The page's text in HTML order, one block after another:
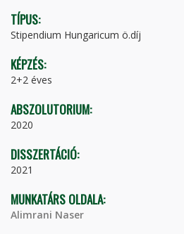
TÍPUS:
Stipendium Hungaricum ö.díj
KÉPZÉS:
2+2 éves
ABSZOLUTORIUM:
2020
DISSZERTÁCIÓ:
2021
MUNKATÁRS OLDALA:
Alimrani Naser